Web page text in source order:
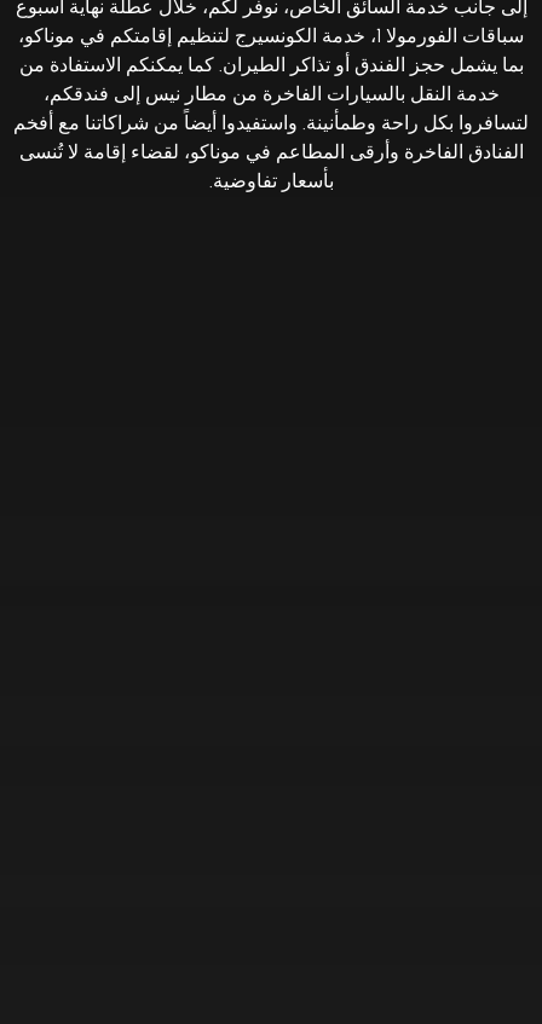
إلى جانب خدمة السائق الخاص، نوفر لكم، خلال عطلة نهاية أسبوع
سباقات الفورمولا 1، خدمة الكونسيرج لتنظيم إقامتكم في موناكو،
بما يشمل حجز الفندق أو تذاكر الطيران. كما يمكنكم الاستفادة من
خدمة النقل بالسيارات الفاخرة من مطار نيس إلى فندقكم،
لتسافروا بكل راحة وطمأنينة. واستفيدوا أيضاً من شراكاتنا مع أفخم
الفنادق الفاخرة وأرقى المطاعم في موناكو، لقضاء إقامة لا تُنسى
بأسعار تفاوضية.